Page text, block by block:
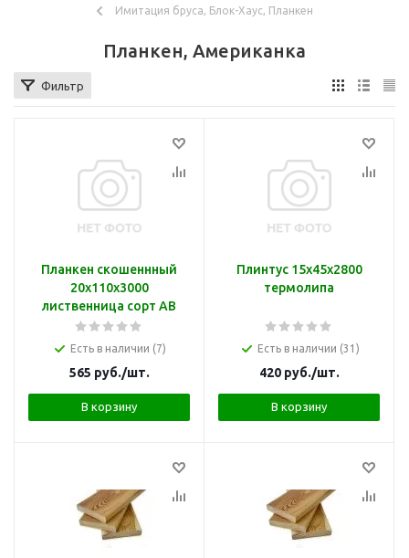
Имитация бруса, Блок-Хаус, Планкен
Планкен, Американка
Фильтр
Планкен скошеннный
20х110х3000
лиственница сорт АВ
Есть в наличии (7)
565 руб./шт.
В корзину
Плинтус 15х45х2800
термолипа
Есть в наличии (31)
420руб./шт.
В корзину